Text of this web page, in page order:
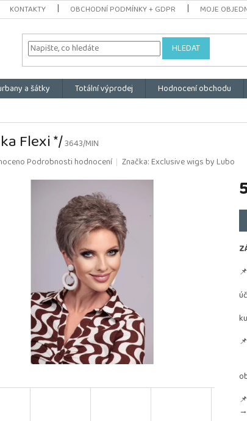
KONTAKTY OBCHODNÍ PODMÍNKY + GDPR MOJE
HLEDAT
a šátky Totální výprodej Hodnocení obchodu
Flexi */3643/MIN
Podrobnosti hodnocení Značka:Exclusive wigs by Lubo
📌
📌
📌